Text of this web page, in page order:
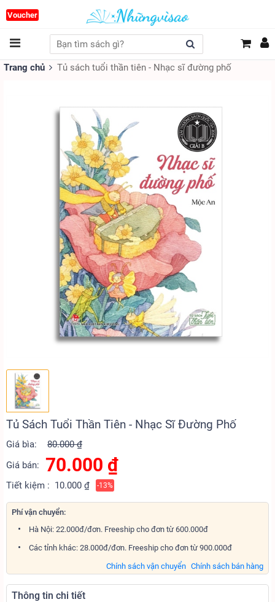
Voucher
Trang chủ Tủ sách tuổi thần tiên - Nhạc sĩ đường phố
Tủ Sách Tuổi Thần Tiên - Nhạc Sĩ Đường Phố
Giá bìa:
80.000 ₫
Giá bán:
70.000 ₫
Tiết kiệm : 10.000 ₫ -13%
Phí vận chuyển:
Hà Nội: 22.000đ/đơn. Freeship cho đơn từ 600.000đ
Các tỉnh khác: 28.000đ/đơn. Freeship cho đơn từ 900.000đ
Chính sách bán hàng
Chính sách vận chuyển
Thông tin chi tiết